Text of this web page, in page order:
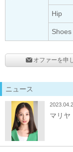
Hip
Shoes
オファーを申
ニュース
マリヤ